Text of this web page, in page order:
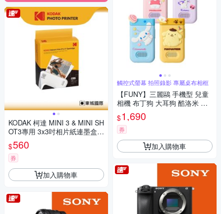
KODAK 柯達 MINI 3 & MINI SH
OT3專用 3x3吋相片紙連墨盒(3
0張) 公司貨
$560
券
加入購物車
觸控式螢幕 拍照錄影 專屬桌布相框
【FUNY】三麗鷗 手機型 兒童
相機 布丁狗 大耳狗 酷洛米 帕
恰狗
$1,690
券
加入購物車